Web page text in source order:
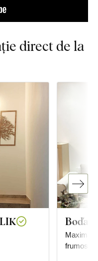
direct de la
Boďa
Maximă
frumos